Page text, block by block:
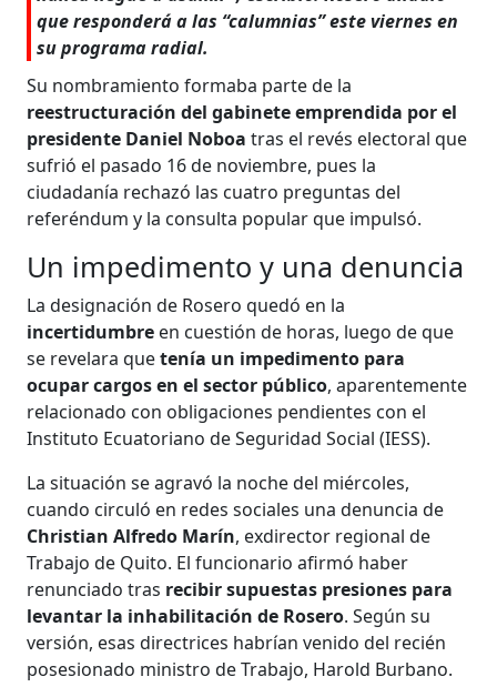
que responderá a las “calumnias” este viernes en
su programa radial.
Su nombramiento formaba parte de la
reestructuración del gabinete emprendida por el
presidente Daniel Noboatras el revés electoral que
sufrió el pasado 16 de noviembre, pues la
ciudadanía rechazó las cuatro preguntas del
referéndum y la consulta popular que impulsó.
Un impedimento y una denuncia
La designación de Rosero quedó en la
incertidumbre en cuestión de horas, luego de que
se revelara quetenía un impedimento para
ocupar cargos en el sector público, aparentemente
relacionado con obligaciones pendientes con el
Instituto Ecuatoriano de Seguridad Social (IESS).
La situación se agravó la noche del miércoles,
cuando circuló en redes sociales una denuncia de
Christian Alfredo Marín, exdirector regional de
Trabajo de Quito. El funcionario afirmó haber
renunciado tras recibir supuestas presiones para
levantar la inhabilitación de Rosero. Según su
versión, esas directrices habrían venido del recién
posesionado ministro de Trabajo, Harold Burbano.